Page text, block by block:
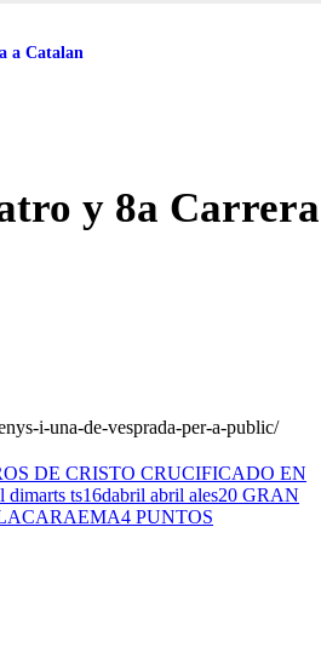
y 8a Carrera
i-una-de-vesprada-per-a-public/